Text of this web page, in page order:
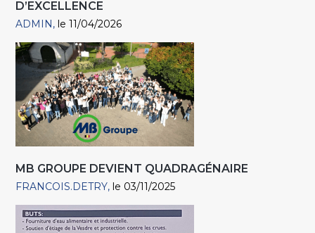
D’EXCELLENCE
ADMIN le 11/04/2026
MB GROUPE DEVIENT QUADRAGÉNAIRE
FRANCOIS.DETRY le 03/11/2025